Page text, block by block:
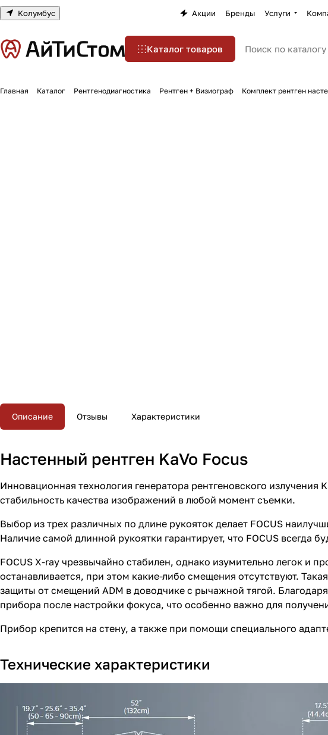
Колумбус Акции Бренды Услуги
Каталог товаров
Главная Каталог Рентгенодиагностика Рентген + Визиограф Комплект рентген
Описание Отзывы Характеристики
Настенный рентген KaVo Focus
Инновационная технология генератора рентгеновского излучения
стабильность качества изображений в любой момент съемки.
Выбор из трех различных по длине рукояток делает FOCUS
Наличие самой длинной рукоятки гарантирует, что FOCUS всегда
FOCUS X-ray чрезвычайно стабилен, однако изумительно легок и
останавливается, при этом какие-либо смещения отсутствуют.
защиты от смещений ADM в доводчике с рычажной тягой.
прибора после настройки фокуса, что особенно важно для
Прибор крепится на стену, а также при помощи специального
Технические характеристики